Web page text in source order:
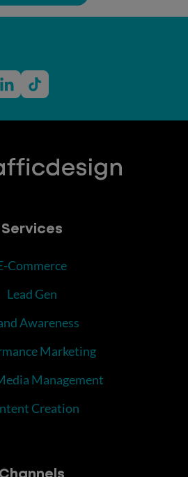
Services
Commerce
Lead Gen
Awareness
Marketing
Management
Creation
Channels